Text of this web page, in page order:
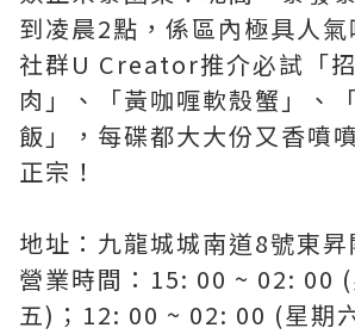
到凌晨2點，係區內極具人氣
社群U Creator推介必試「
肉」、「黃咖喱軟殼蟹」、
飯」，每碟都大大份又香噴
正宗！
地址：九龍城城南道8號東昇
營業時間：15: 00 ~ 02: 00
五)；12: 00 ~ 02: 00 (星期